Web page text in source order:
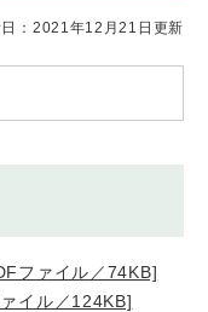
：2021年12月21日更新
ファイル／74KB]
イル／124KB]